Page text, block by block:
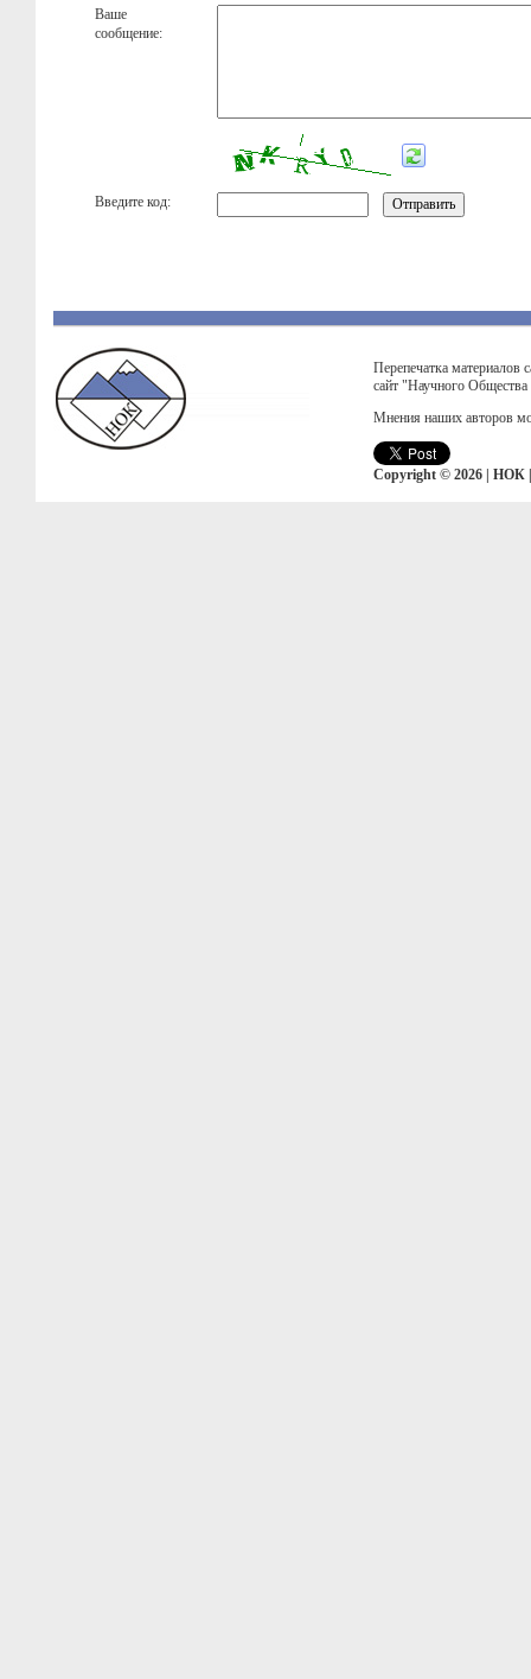
Ваше
сообщение:
Введите код:
Перепечатка материалов
сайт "Научного
Мнения наших авторов
Copyright © 2026 | НОК